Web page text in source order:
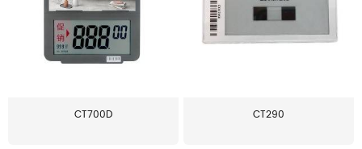
CT700D CT290